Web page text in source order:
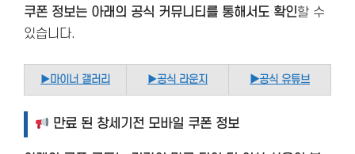
쿠폰 정보는 아래의 공식 커뮤니티를 통해서도 확인할 수
있습니다.
▶ 마이너 갤러리 ▶공식 라운지 ▶공식 유튜브
만료 된 창세기전 모바일 쿠폰 정보